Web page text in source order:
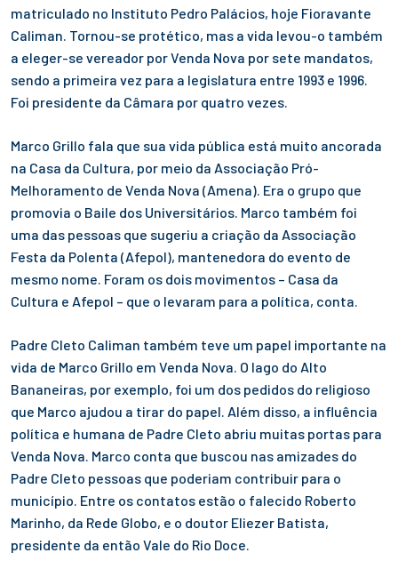
matriculado no Instituto Pedro Palácios, hoje Fioravante
Caliman. Tornou-se protético, mas a vida levou-o também
a eleger-se vereador por Venda Nova por sete mandatos,
sendo a primeira vez para a legislatura entre 1993 e 1996.
Foi presidente da Câmara por quatro vezes.
Marco Grillo fala que sua vida pública está muito ancorada
na Casa da Cultura, por meio da Associação Pró-
Melhoramento de Venda Nova (Amena). Era o grupo que
promovia o Baile dos Universitários. Marco também foi
uma das pessoas que sugeriu a criação da Associação
Festa da Polenta (Afepol), mantenedora do evento de
mesmo nome. Foram os dois movimentos – Casa da
Cultura e Afepol – que o levaram para a política, conta.
Padre Cleto Caliman também teve um papel importante na
vida de Marco Grillo em Venda Nova. O lago do Alto
Bananeiras, por exemplo, foi um dos pedidos do religioso
que Marco ajudou a tirar do papel. Além disso, a influência
política e humana de Padre Cleto abriu muitas portas para
Venda Nova. Marco conta que buscou nas amizades do
Padre Cleto pessoas que poderiam contribuir para o
município. Entre os contatos estão o falecido Roberto
Marinho, da Rede Globo, e o doutor Eliezer Batista,
presidente da então Vale do Rio Doce.